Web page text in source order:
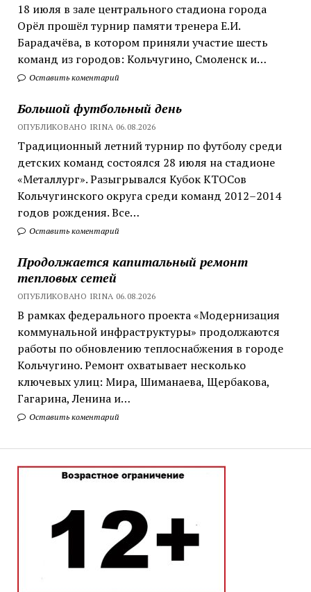
18 июля в зале центрального стадиона города
Орёл прошёл турнир памяти тренера Е.И.
Барадачёва, в котором приняли участие шесть
команд из городов: Кольчугино, Смоленск и…
Оставить коментарий
Большой футбольный день
ОПУБЛИКОВАНО IRINA 06.08.2026
Традиционный летний турнир по футболу среди
детских команд состоялся 28 июля на стадионе
«Металлург». Разыгрывался Кубок КТОСов
Кольчугинского округа среди команд 2012–2014
годов рождения. Все…
Оставить коментарий
Продолжается капитальный ремонт
тепловых сетей
ОПУБЛИКОВАНО IRINA 06.08.2026
В рамках федерального проекта «Модернизация
коммунальной инфраструктуры» продолжаются
работы по обновлению теплоснабжения в городе
Кольчугино. Ремонт охватывает несколько
ключевых улиц: Мира, Шиманаева, Щербакова,
Гагарина, Ленина и…
Оставить коментарий